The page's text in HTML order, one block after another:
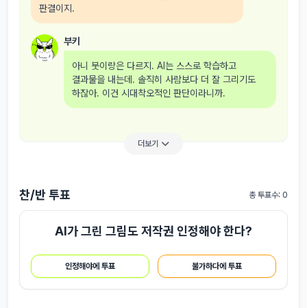
판결이지.
부키
아니 붓이랑은 다르지. AI는 스스로 학습하고
결과물을 내는데. 솔직히 사람보다 더 잘 그리기도
하잖아. 이건 시대착오적인 판단이라니까.
더보기
찬/반 투표 총 투표수: 0
AI가 그린 그림도 저작권 인정해야 한다?
인정해야에 투표 불가하다에 투표